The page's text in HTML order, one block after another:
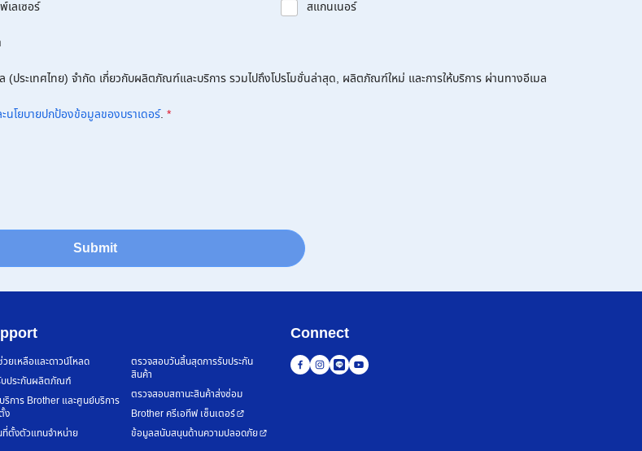
เลเซอร์ สแกนเนอร์
ระเทศไทย) จำกัด เกี่ยวกับผลิตภัณฑ์และบริการ รวมไปถึงโปรโมชั่นล่าสุด, ผลิตภัณฑ์ใหม่ และการให้บริการ ผ่านทางอีเมล
นโยบายปกป้องข้อมูลของบราเดอร์. *
Submit
ยเหลือและดาวน์โหลด
บประกันผลิตภัณฑ์
ริการ Brother และศูนย์บริการ
ง
ที่ตั้งตัวแทนจำหน่าย
ตรวจสอบวันสิ้นสุดการรับประกัน
สินค้า
ตรวจสอบสถานะสินค้าส่งซ่อม
Brother ครีเอทีฟ เซ็นเตอร์
ข้อมูลสนับสนุนด้านความปลอดภัย
Connect